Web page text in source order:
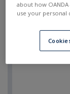
about how
use your personal